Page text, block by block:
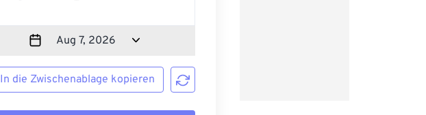
In die Zwischenablage kopieren